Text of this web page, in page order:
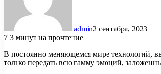
admin2 сентября, 2023
7 3 минут на прочтение
В постоянно меняющемся мире технологий,
только передать всю гамму эмоций,